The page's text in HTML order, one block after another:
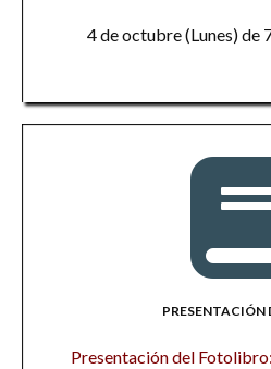
4 de octubre (Lunes) de
PRESENTACIÓN
Presentación del